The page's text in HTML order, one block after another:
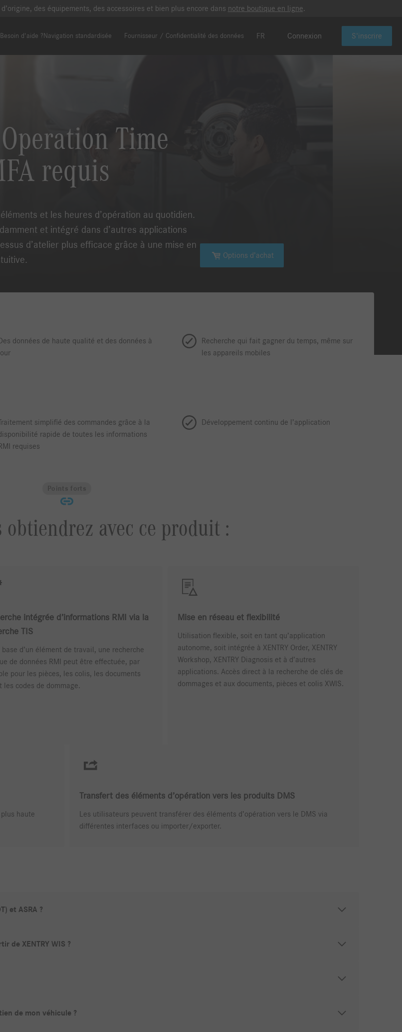
des équipements, des accessoires et bien plus encore dans notre boutique en ligne.
Besoin d'aide ? Navigation standardisée Fournisseur / Confidentialité des données FR Connexion S'inscrire
Time
requis
et les heures d’opération au quotidien.
et intégré dans d’autres applications
d’atelier plus efficace grâce à une mise en
Options d’achat
Des données de haute qualité et des données à
Recherche qui fait gagner du temps, même sur
les appareils mobiles
simplifié des commandes grâce à la
rapide de toutes les informations
RMI requises
Développement continu de l’application
obtiendrez avec ce produit :
intégrée d’informations RMI via la
TIS
base d’un élément de travail, une recherche
de données RMI peut être effectuée, par
pour les pièces, les colis, les documents
les codes de dommage.
Mise en réseau et flexibilité
Utilisation flexible, soit en tant qu’application
autonome, soit intégrée à XENTRY Order, XENTRY
Workshop, XENTRY Diagnosis et à d’autres
applications. Accès direct à la recherche de clés de
dommages et aux documents, pièces et colis XWIS.
haute
Transfert des éléments d’opération vers les produits DMS
Les utilisateurs peuvent transférer des éléments d’opération vers le DMS via
différentes interfaces ou importer/exporter.
et ASRA ?
de XENTRY WIS ?
de mon véhicule ?